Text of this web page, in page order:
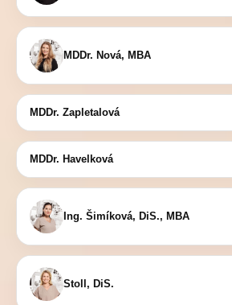
MDDr. Nová, MBA
MDDr. Zapletalová
MDDr. Havelková
Ing. Šimíková, DiS., MBA
Stoll, DiS.